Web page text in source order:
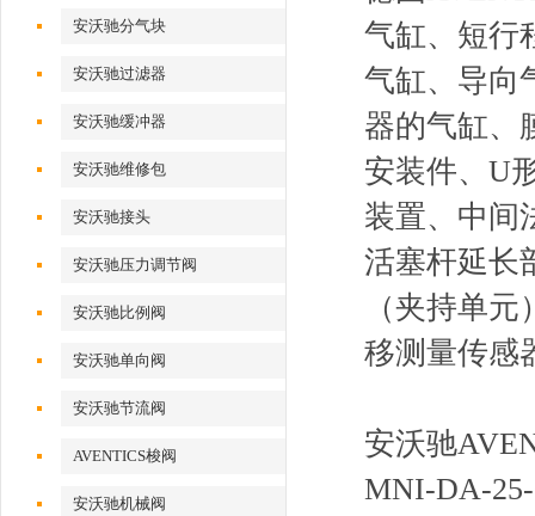
安沃驰分气块
安沃驰过滤器
安沃驰缓冲器
安沃驰维修包
安沃驰接头
安沃驰压力调节阀
安沃驰比例阀
安沃驰单向阀
安沃驰节流阀
AVENTICS梭阀
安沃驰机械阀
气缸、短行
气缸、导向
器的气缸、
安装件、U
装置、中间
活塞杆延长
（夹持单
移测量传感
安沃驰
MNI-DA-25-